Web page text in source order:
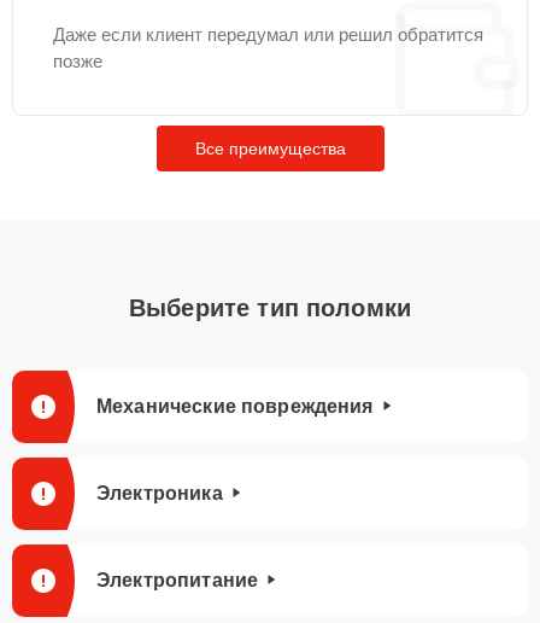
Даже если клиент передумал или решил обратится
позже
Все преимущества
Выберите тип поломки
Механические повреждения
Электроника
Электропитание